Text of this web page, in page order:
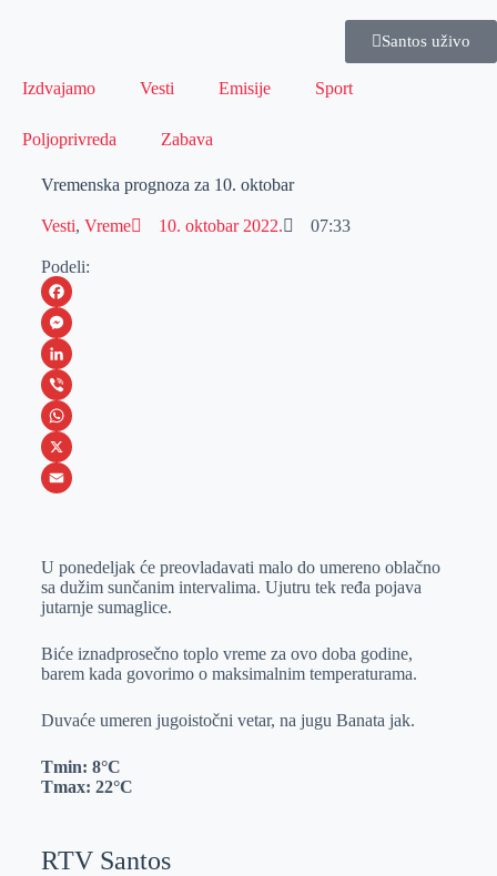
Santos uživo
Izdvajamo Vesti Emisije Sport
Poljoprivreda Zabava
Vremenska prognoza za 10. oktobar
Vesti, Vreme 10. oktobar 2022. 07:33
Podeli:
F
a
c
e
b
o
M
e
s
s
e
e
r
L
i
n
k
I
n
V
i
b
W
h
s
A
p
X
a
i
U ponedeljak će preovladavati malo do umereno oblačno
sa dužim sunčanim intervalima. Ujutru tek ređa pojava
jutarnje sumaglice.
Biće iznadprosečno toplo vreme za ovo doba godine,
barem kada govorimo o maksimalnim temperaturama.
Duvaće umeren jugoistočni vetar, na jugu Banata jak.
Tmin: 8°C
Tmax: 22°C
RTV Santos